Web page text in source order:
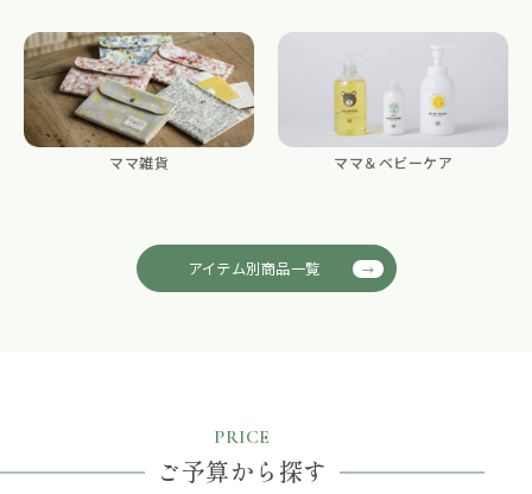
ママ雑貨 ママ＆ベビーケア
アイテム別商品一覧
PRICE
ご予算から探す